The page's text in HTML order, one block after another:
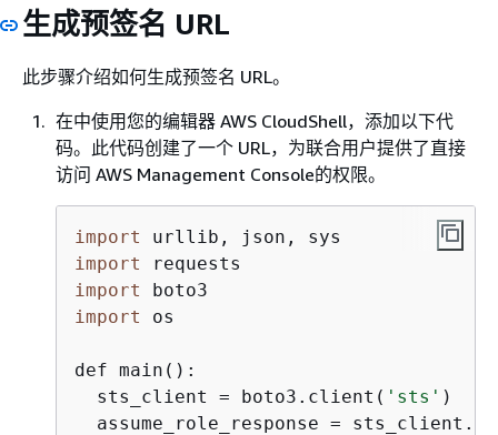
生成预签名 URL
此步骤介绍如何生成预签名 URL。
在中使用您的编辑器 AWS CloudShell，添加以下代
码。此代码创建了一个 URL，为联合用户提供了直接
访问 AWS Management Console的权限。
import
import
import
import
os
def main():
  sts_client = boto3.client(
'sts' )
assume_role_response =